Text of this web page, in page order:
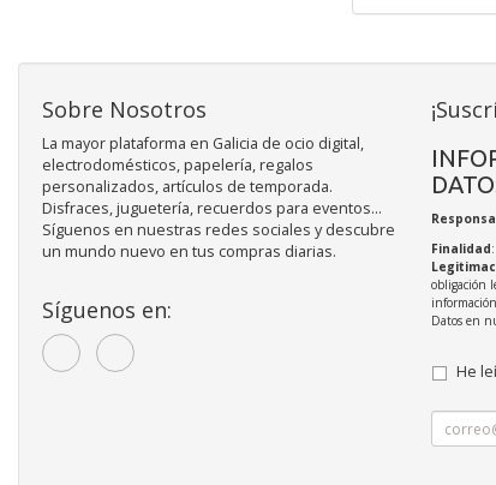
Sobre Nosotros
La mayor plataforma en Galicia de ocio digital,
electrodomésticos, papelería, regalos
personalizados, artículos de temporada.
Disfraces, juguetería, recuerdos para eventos...
Síguenos en nuestras redes sociales y descubre
un mundo nuevo en tus compras diarias.
Síguenos en:
Finalidad
obligación
Datos en
He